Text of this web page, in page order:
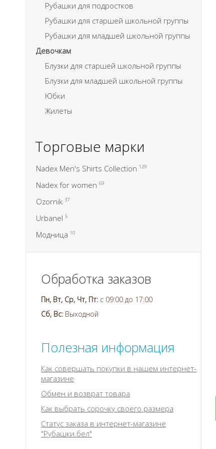
Рубашки для подростков
Рубашки для старшей школьной группы
Рубашки для младшей школьной группы
Девочкам
Блузки для старшей школьной группы
Блузки для младшей школьной группы
Юбки
Жилеты
Торговые марки
Nadex Men's Shirts Collection 129
Nadex for women 69
Ozornik 37
Urbanel 5
Модница 10
Обработка заказов
Пн, Вт, Ср, Чт, Пт: с 09:00 до 17:00
Сб, Вс: Выходной
Полезная информация
Как совершать покупки в нашем интернет-
магазине
Обмен и возврат товара
Как выбрать сорочку своего размера
Статус заказа в интернет-магазине
"Рубашки.бел"